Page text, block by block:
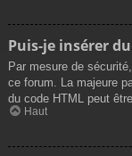
Puis-je insérer
Par mesure de
ce forum. La majeure
du code HTML peut
Haut